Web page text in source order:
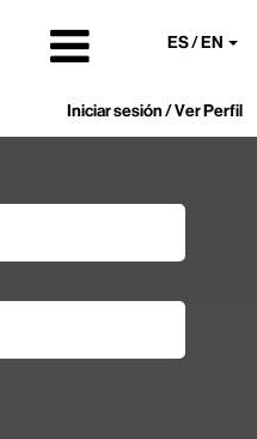
ES / EN
Iniciar sesión / Ver Perfil